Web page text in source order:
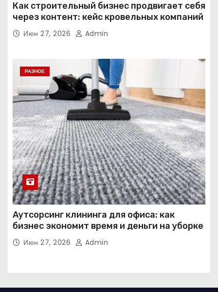
Как строительный бизнес продвигает себя
через контент: кейс кровельных компаний
Июн 27, 2026 Admin
РАЗНОЕ
Аутсорсинг клининга для офиса: как
бизнес экономит время и деньги на уборке
Июн 27, 2026 Admin